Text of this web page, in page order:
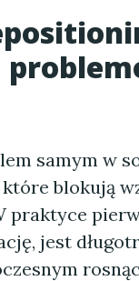
samym w
blokują
jest